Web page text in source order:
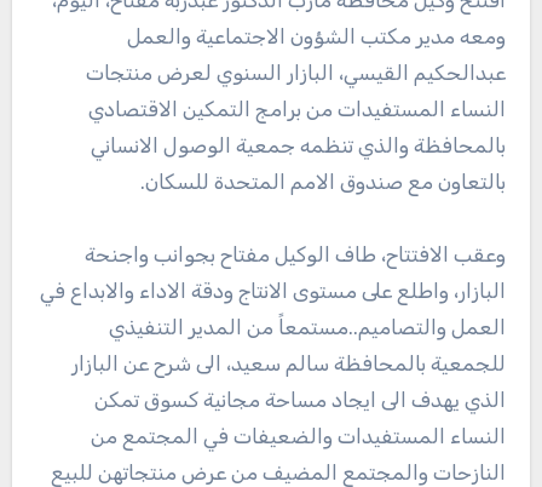
ومعه مدير مكتب الشؤون الاجتماعية والعمل
عبدالحكيم القيسي، البازار السنوي لعرض منتجات
النساء المستفيدات من برامج التمكين الاقتصادي
بالمحافظة والذي تنظمه جمعية الوصول الانساني
بالتعاون مع صندوق الامم المتحدة للسكان.
وعقب الافتتاح، طاف الوكيل مفتاح بجوانب واجنحة
البازار، واطلع على مستوى الانتاج ودقة الاداء والابداع في
العمل والتصاميم..مستمعاً من المدير التنفيذي
للجمعية بالمحافظة سالم سعيد، الى شرح عن البازار
الذي يهدف الى ايجاد مساحة مجانية كسوق تمكن
النساء المستفيدات والضعيفات في المجتمع من
النازحات والمجتمع المضيف من عرض منتجاتهن للبيع